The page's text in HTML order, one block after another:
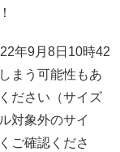
年9月8日10時42
まう可能性もあ
ださい（サイズ
対象外のサイ
ご確認くださ